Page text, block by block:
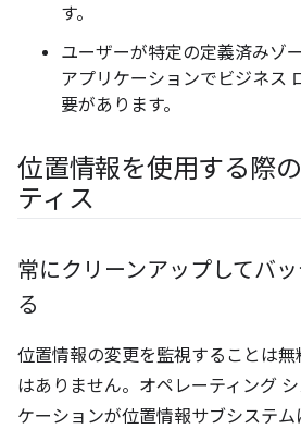
す。
ユーザーが特定の定義済みゾ
アプリケーションでビジネス
要があります。
位置情報を使用する際
ティス
常にクリーンアップしてバ
る
位置情報の変更を監視することは
はありません。オペレーティング
ケーションが位置情報サブシステ